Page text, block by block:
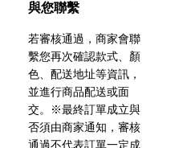
與您聯繫
若審核通過，商家會聯
繫您再次確認款式、顏
色、配送地址等資訊，
並進行商品配送或面
交。※最終訂單成立與
否須由商家通知，審核
通過不代表訂單一定成